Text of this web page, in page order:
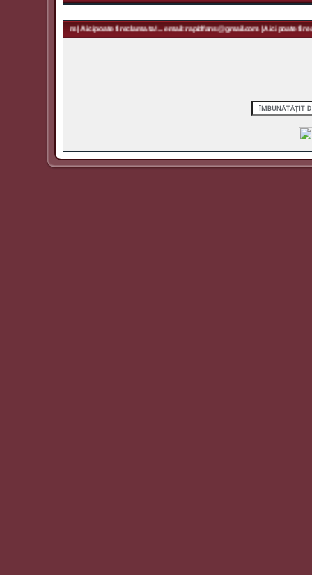
| Aici poate fi reclama ta! ... email: rapidfans@gmail.com | Aici poate fi